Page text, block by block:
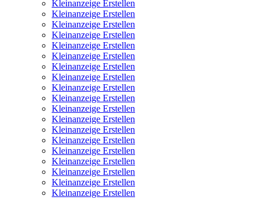
Kleinanzeige Erstellen
Kleinanzeige Erstellen
Kleinanzeige Erstellen
Kleinanzeige Erstellen
Kleinanzeige Erstellen
Kleinanzeige Erstellen
Kleinanzeige Erstellen
Kleinanzeige Erstellen
Kleinanzeige Erstellen
Kleinanzeige Erstellen
Kleinanzeige Erstellen
Kleinanzeige Erstellen
Kleinanzeige Erstellen
Kleinanzeige Erstellen
Kleinanzeige Erstellen
Kleinanzeige Erstellen
Kleinanzeige Erstellen
Kleinanzeige Erstellen
Kleinanzeige Erstellen